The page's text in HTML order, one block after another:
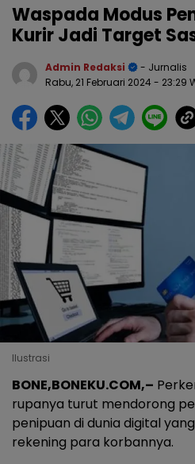
Waspada Modus
Kurir Jadi Target
Admin Redaksi
- Jurnalis
Rabu, 21 Februari 2024 - 23:29
Ilustrasi
BONE,BONEKU.COM,–
rupanya turut mendorong
penipuan di dunia digital
rekening para korbannya.